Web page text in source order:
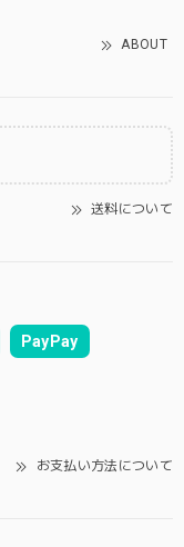
ABOUT
送料について
PayPay
お支払い方法について